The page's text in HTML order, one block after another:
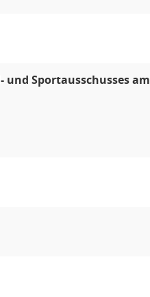
und Sportausschusses am